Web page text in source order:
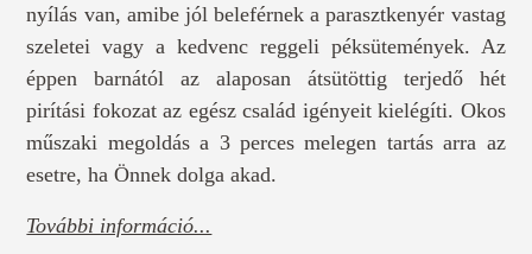
nyílás van, amibe jól beleférnek a parasztkenyér vastag
szeletei vagy a kedvenc reggeli péksütemények. Az
éppen barnától az alaposan átsütöttig terjedő hét
pirítási fokozat az egész család igényeit kielégíti. Okos
műszaki megoldás a 3 perces melegen tartás arra az
esetre, ha Önnek dolga akad.
További információ...